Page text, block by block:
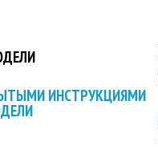
ИНСТРУКЦИЯМИ